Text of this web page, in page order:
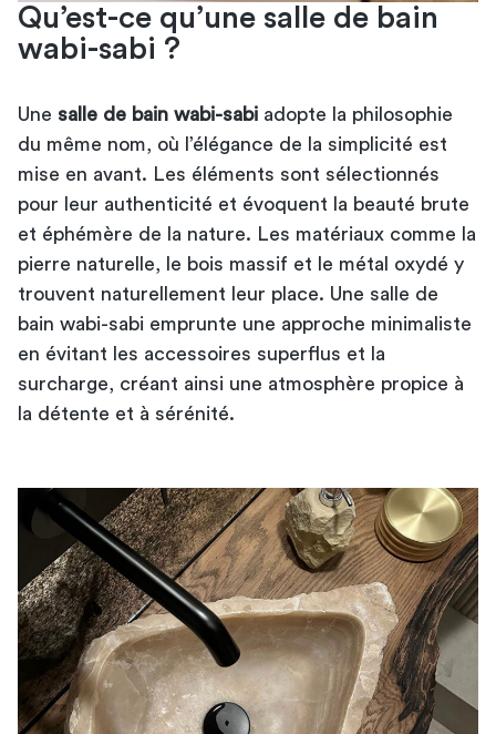
Qu’est-ce qu’une salle de bain
wabi-sabi ?
Une salle de bain wabi-sabi adopte la philosophie
du même nom, où l’élégance de la simplicité est
mise en avant. Les éléments sont sélectionnés
pour leur authenticité et évoquent la beauté brute
et éphémère de la nature. Les matériaux comme la
pierre naturelle, le bois massif et le métal oxydé y
trouvent naturellement leur place. Une salle de
bain wabi-sabi emprunte une approche minimaliste
en évitant les accessoires superflus et la
surcharge, créant ainsi une atmosphère propice à
la détente et à sérénité.